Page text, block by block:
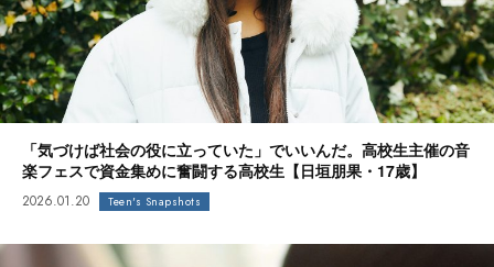
「気づけば社会の役に立っていた」でいいんだ。高校生主催の音
楽フェスで資金集めに奮闘する高校生【日垣朋果・17歳】
2026.01.20 Teen's Snapshots